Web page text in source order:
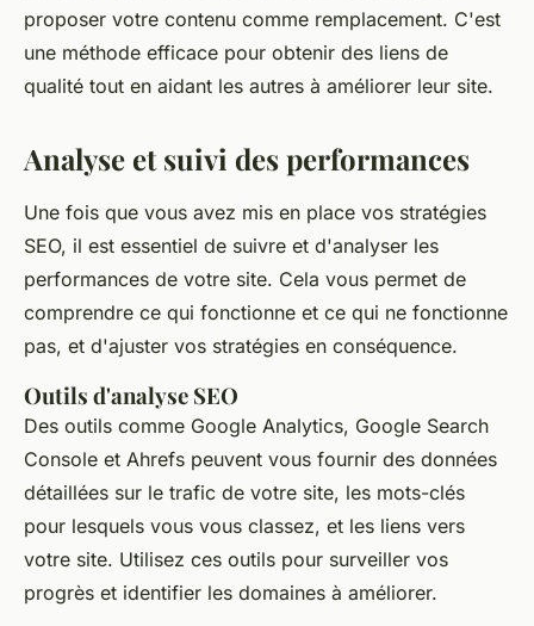
proposer votre contenu comme remplacement. C'est
une méthode efficace pour obtenir des liens de
qualité tout en aidant les autres à améliorer leur site.
Analyse et suivi des performances
Une fois que vous avez mis en place vos stratégies
SEO, il est essentiel de suivre et d'analyser les
performances de votre site. Cela vous permet de
comprendre ce qui fonctionne et ce qui ne fonctionne
pas, et d'ajuster vos stratégies en conséquence.
Outils d'analyse SEO
Des outils comme Google Analytics, Google Search
Console et Ahrefs peuvent vous fournir des données
détaillées sur le trafic de votre site, les mots-clés
pour lesquels vous vous classez, et les liens vers
votre site. Utilisez ces outils pour surveiller vos
progrès et identifier les domaines à améliorer.